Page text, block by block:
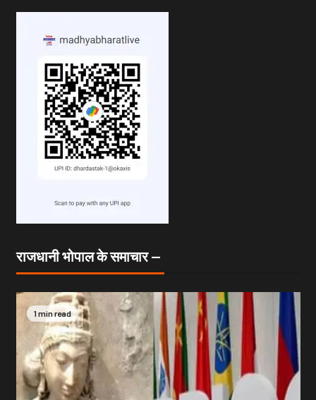
राजधानी भोपाल के समाचार —
1 min read